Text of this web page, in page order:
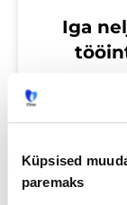
Küpsised
paremaks
Iga